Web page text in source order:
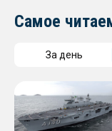
Самое
За день